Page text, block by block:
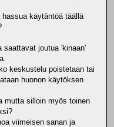
käytäntöä täällä
joutua 'kinaan'
keskustelu poistetaan tai
huonon käytöksen
mutta silloin myös toinen
viimeisen sanan ja